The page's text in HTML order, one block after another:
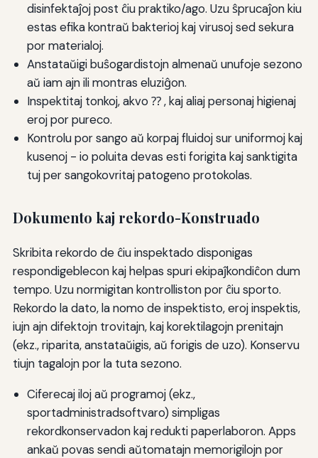
disinfektaĵoj post ĉiu praktiko/ago. Uzu ŝprucaĵon kiu
estas efika kontraŭ bakterioj kaj virusoj sed sekura
por materialoj.
Anstataŭigi buŝogardistojn almenaŭ unufoje sezono
aŭ iam ajn ili montras eluziĝon.
Inspektitaj tonkoj, akvo ⁇ , kaj aliaj personaj higienaj
eroj por pureco.
Kontrolu por sango aŭ korpaj fluidoj sur uniformoj kaj
kusenoj - io poluita devas esti forigita kaj sanktigita
tuj per sangokovritaj patogeno protokolas.
Dokumento kaj rekordo-Konstruado
Skribita rekordo de ĉiu inspektado disponigas
respondigeblecon kaj helpas spuri ekipaĵkondiĉon dum
tempo. Uzu normigitan kontrolliston por ĉiu sporto.
Rekordo la dato, la nomo de inspektisto, eroj inspektis,
iujn ajn difektojn trovitajn, kaj korektilagojn prenitajn
(ekz., riparita, anstataŭigis, aŭ forigis de uzo). Konservu
tiujn tagalojn por la tuta sezono.
Ciferecaj iloj aŭ programoj (ekz.,
sportadministradsoftvaro) simpligas
rekordkonservadon kaj redukti paperlaboron. Apps
ankaŭ povas sendi aŭtomatajn memorigilojn por